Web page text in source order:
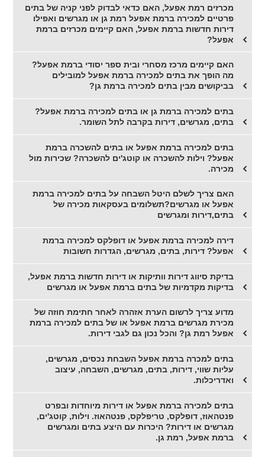
מכרזים רמת אפעל, האם כדאי לבדוק לפני קניה של בתים
פרטיים למכירה ברמת אפעל רמת גן או מגרשים ואפילו
דירות חדשות ברמת אפעל, האם קיימים מכרזים ברמת
אפעל?
האם קיימים מרכז מסחרי ובית ספר יסודי ברמת אפעל?
מה הופך את בתים למכירה ברמת אפעל למובילים
בביקושים מבין בתים למכירה ברמת גן?
בתים למכירה ברמת גן או בתים למכירה ברמת אפעל?
בתים, מגרשים, דירות בקרבה לתל השומר.
בתים למכירה ברמת אפעל או בתים להשכרה ברמת
אפעל? וילות להשכרה או קוטג'ים להשכרה? שכירות מול
מכירה.
האם צריך לשלם היטל השבחה על בתים למכירה ברמת
אפעל או מגרשים?תשלומים בעסקאות מכירה של
בתים,דירות ומגרשים
דירה למכירה ברמת אפעל או דופלקס למכירה ברמת
אפעל? דירות, בתים, מגרשים, הגדרות חשובות
בדיקת סיווג דירות וותיקות או דירות חדשות ברמת אפעל,
בדיקות מקדמיות של בתים ברמת אפעל או מגרשים
מדוע צריך לרשום הערת אזהרה לאחר חתימת חוזה של
מכירת מגרשים ברמת אפעל או של בתים למכירה ברמת
אפעל רמת גן? והכל נכון גם לגבי דירות.
בתים למכרה ברמת אפעל השבחת נכסים, מגרשים,
עליות שווי, דירות, בתים, מגרשים, השבחה, עיצוב
ואדריכלות.
בתים למכירה ברמת אפעל או דירות מיוחדות ובפרט
פנטהאוז, דופלקס, טריפלקס, פנטהאוז. וילות, קוטג'ים,
מגרשים או דירות? היכרות עם היצע בתים ומגרשים
ברמת אפעל, רמת גן.